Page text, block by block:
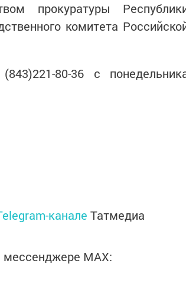
прокуратуры
комитета
80-36 с
канале Татмедиа
мессенджере MАХ: